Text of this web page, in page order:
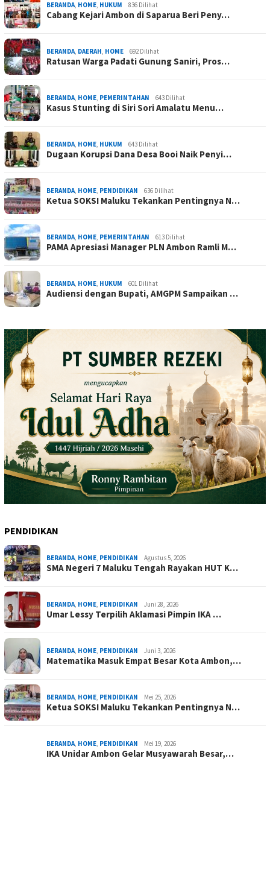
BERANDA, HOME, HUKUM 836 Dilihat
Cabang Kejari Ambon di Saparua Beri Peny…
BERANDA, DAERAH, HOME 692 Dilihat
Ratusan Warga Padati Gunung Saniri, Pros…
BERANDA, HOME, PEMERINTAHAN 643 Dilihat
Kasus Stunting di Siri Sori Amalatu Menu…
BERANDA, HOME, HUKUM 643 Dilihat
Dugaan Korupsi Dana Desa Booi Naik Penyi…
BERANDA, HOME, PENDIDIKAN 636 Dilihat
Ketua SOKSI Maluku Tekankan Pentingnya N…
BERANDA, HOME, PEMERINTAHAN 613 Dilihat
PAMA Apresiasi Manager PLN Ambon Ramli M…
BERANDA, HOME, HUKUM 601 Dilihat
Audiensi dengan Bupati, AMGPM Sampaikan …
PENDIDIKAN
BERANDA HOME PENDIDIKAN Agustus 5, 2026
SMA Negeri 7 Maluku Tengah Rayakan HUT K…
BERANDA HOME PENDIDIKAN Juni 28, 2026
Umar Lessy Terpilih Aklamasi Pimpin IKA …
BERANDA HOME PENDIDIKAN Juni 3, 2026
Matematika Masuk Empat Besar Kota Ambon,…
BERANDA HOME PENDIDIKAN Mei 25, 2026
Ketua SOKSI Maluku Tekankan Pentingnya N…
BERANDA HOME PENDIDIKAN Mei 19, 2026
IKA Unidar Ambon Gelar Musyawarah Besar,…